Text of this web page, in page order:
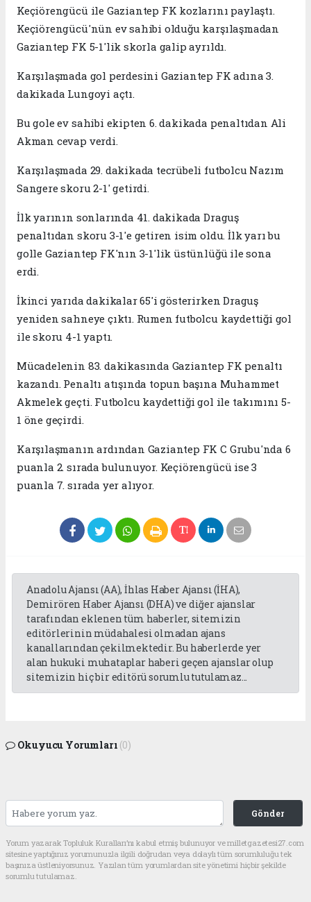
Keçiörengücü ile Gaziantep FK kozlarını paylaştı.
Keçiörengücü'nün ev sahibi olduğu karşılaşmadan
Gaziantep FK 5-1'lik skorla galip ayrıldı.
Karşılaşmada gol perdesini Gaziantep FK adına 3.
dakikada Lungoyi açtı.
Bu gole ev sahibi ekipten 6. dakikada penaltıdan Ali
Akman cevap verdi.
Karşılaşmada 29. dakikada tecrübeli futbolcu Nazım
Sangere skoru 2-1' getirdi.
İlk yarının sonlarında 41. dakikada Draguş
penaltıdan skoru 3-1'e getiren isim oldu. İlk yarı bu
golle Gaziantep FK'nın 3-1'lik üstünlüğü ile sona
erdi.
İkinci yarıda dakikalar 65'i gösterirken Draguş
yeniden sahneye çıktı. Rumen futbolcu kaydettiği gol
ile skoru 4-1 yaptı.
Mücadelenin 83. dakikasında Gaziantep FK penaltı
kazandı. Penaltı atışında topun başına Muhammet
Akmelek geçti. Futbolcu kaydettiği gol ile takımını 5-
1 öne geçirdi.
Karşılaşmanın ardından Gaziantep FK C Grubu'nda 6
puanla 2. sırada bulunuyor. Keçiörengücü ise 3
puanla 7. sırada yer alıyor.
Anadolu Ajansı (AA), İhlas Haber Ajansı (İHA),
Demirören Haber Ajansı (DHA) ve diğer ajanslar
tarafından eklenen tüm haberler, sitemizin
editörlerinin müdahalesi olmadan ajans
kanallarından çekilmektedir. Bu haberlerde yer
alan hukuki muhataplar haberi geçen ajanslar olup
sitemizin hiç bir editörü sorumlu tutulamaz...
Okuyucu Yorumları (0)
Gönder
Yorum yazarak Topluluk Kuralları’nı kabul etmiş bulunuyor ve milletgazetesi27.com
sitesine yaptığınız yorumunuzla ilgili doğrudan veya dolaylı tüm sorumluluğu tek
başınıza üstleniyorsunuz. Yazılan tüm yorumlardan site yönetimi hiçbir şekilde
sorumlu tutulamaz.